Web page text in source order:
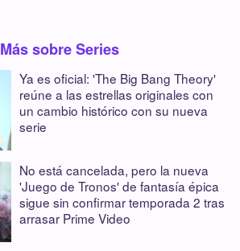
Más sobre Series
Ya es oficial: 'The Big Bang Theory'
reúne a las estrellas originales con
un cambio histórico con su nueva
serie
No está cancelada, pero la nueva
'Juego de Tronos' de fantasía épica
sigue sin confirmar temporada 2 tras
arrasar Prime Video